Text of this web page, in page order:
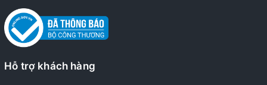
Hỗ trợ khách hàng